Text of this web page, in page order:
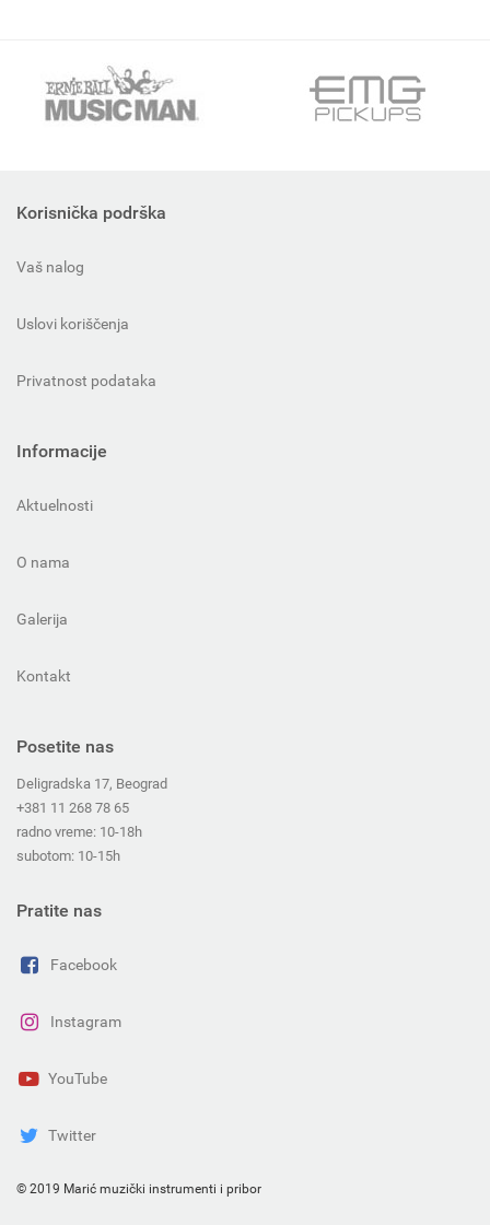
Korisnička podrška
Vaš nalog
Uslovi koriščenja
Privatnost podataka
Informacije
Aktuelnosti
O nama
Galerija
Kontakt
Posetite nas
Deligradska 17, Beograd
+381 11 268 78 65
radno vreme: 10-18h
subotom: 10-15h
Pratite nas
Facebook
Instagram
YouTube
Twitter
© 2019 Marić muzički instrumenti i pribor